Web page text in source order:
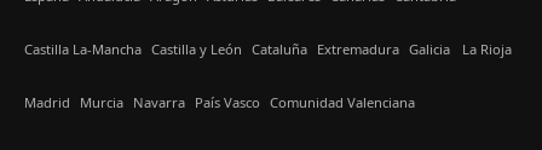
Castilla La-Mancha Castilla y León Cataluña Extremadura Galicia La Rioja
Madrid Murcia Navarra País Vasco Comunidad Valenciana